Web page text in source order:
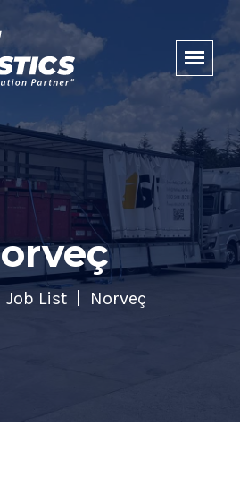
Job List Norveç